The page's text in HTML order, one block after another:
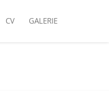
CV GALERIE